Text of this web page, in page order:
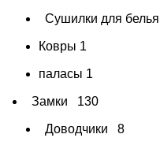
Сушилки для белья
Ковры 1
паласы 1
Замки 130
Доводчики 8